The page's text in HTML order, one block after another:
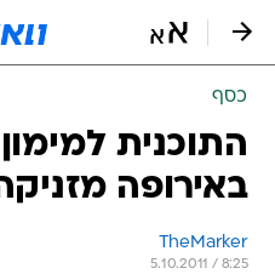
כסף
התוכנית
באירופה
TheMarker
5.10.2011 / 8:25